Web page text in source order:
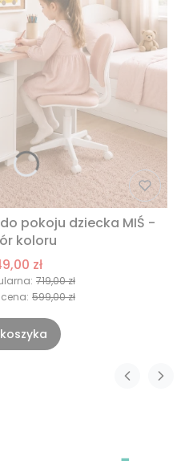
pokoju dziecka MIŚ -
koloru
zł
719,00 zł
599,00 zł